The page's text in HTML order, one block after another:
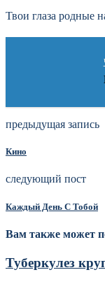
Твои глаза родные
предыдущая запись
Кино
следующий пост
Каждый День С Тобой
Вам также может
Туберкулез